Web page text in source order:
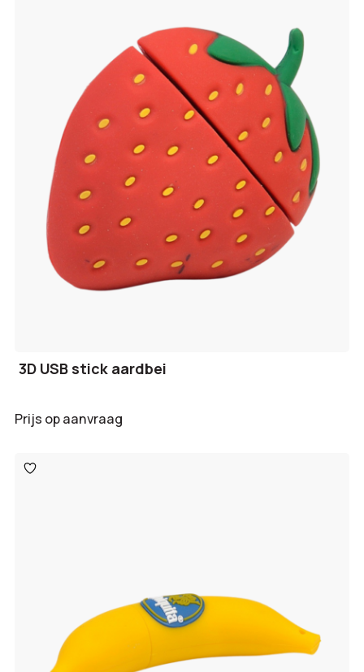
3D USB stick aardbei
Prijs op aanvraag
Toevoegen
aan